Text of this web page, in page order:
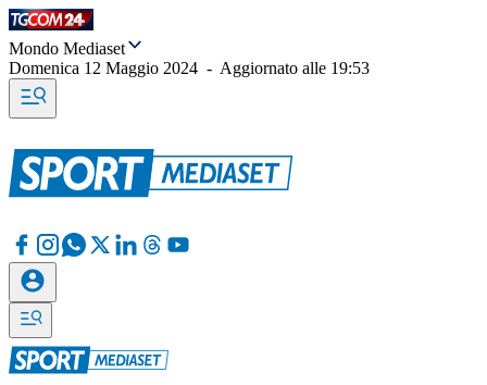
Mondo Mediaset
Domenica 12 Maggio 2024 - Aggiornato alle 19:53